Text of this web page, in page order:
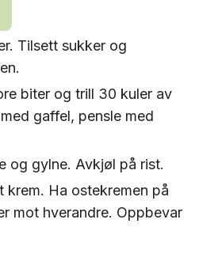
Tilsett sukker og
biter og trill 30 kuler av
gaffel, pensle med
og gylne. Avkjøl på rist.
Ha ostekremen på
mot hverandre. Oppbevar